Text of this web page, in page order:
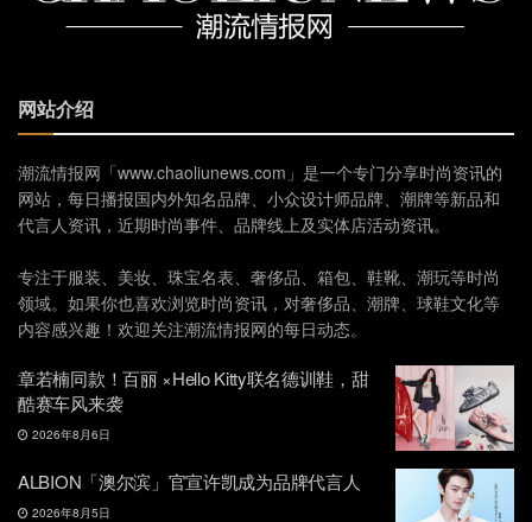
网站介绍
潮流情报网「www.chaoliunews.com」是一个专门分享时尚资讯的
网站，每日播报国内外知名品牌、小众设计师品牌、潮牌等新品和
代言人资讯，近期时尚事件、品牌线上及实体店活动资讯。
专注于服装、美妆、珠宝名表、奢侈品、箱包、鞋靴、潮玩等时尚
领域。如果你也喜欢浏览时尚资讯，对奢侈品、潮牌、球鞋文化等
内容感兴趣！欢迎关注潮流情报网的每日动态。
章若楠同款！百丽 ×Hello Kitty联名德训鞋，甜
酷赛车风来袭
2026年8月6日
ALBION「澳尔滨」官宣许凯成为品牌代言人
2026年8月5日